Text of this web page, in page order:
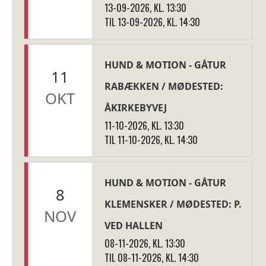
13-09-2026, KL. 13:30
TIL 13-09-2026, KL. 14:30
11
OKT
HUND & MOTION - GÅTUR
RABÆKKEN / MØDESTED:
ÅKIRKEBYVEJ
11-10-2026, KL. 13:30
TIL 11-10-2026, KL. 14:30
8
NOV
HUND & MOTION - GÅTUR
KLEMENSKER / MØDESTED: P.
VED HALLEN
08-11-2026, KL. 13:30
TIL 08-11-2026, KL. 14:30